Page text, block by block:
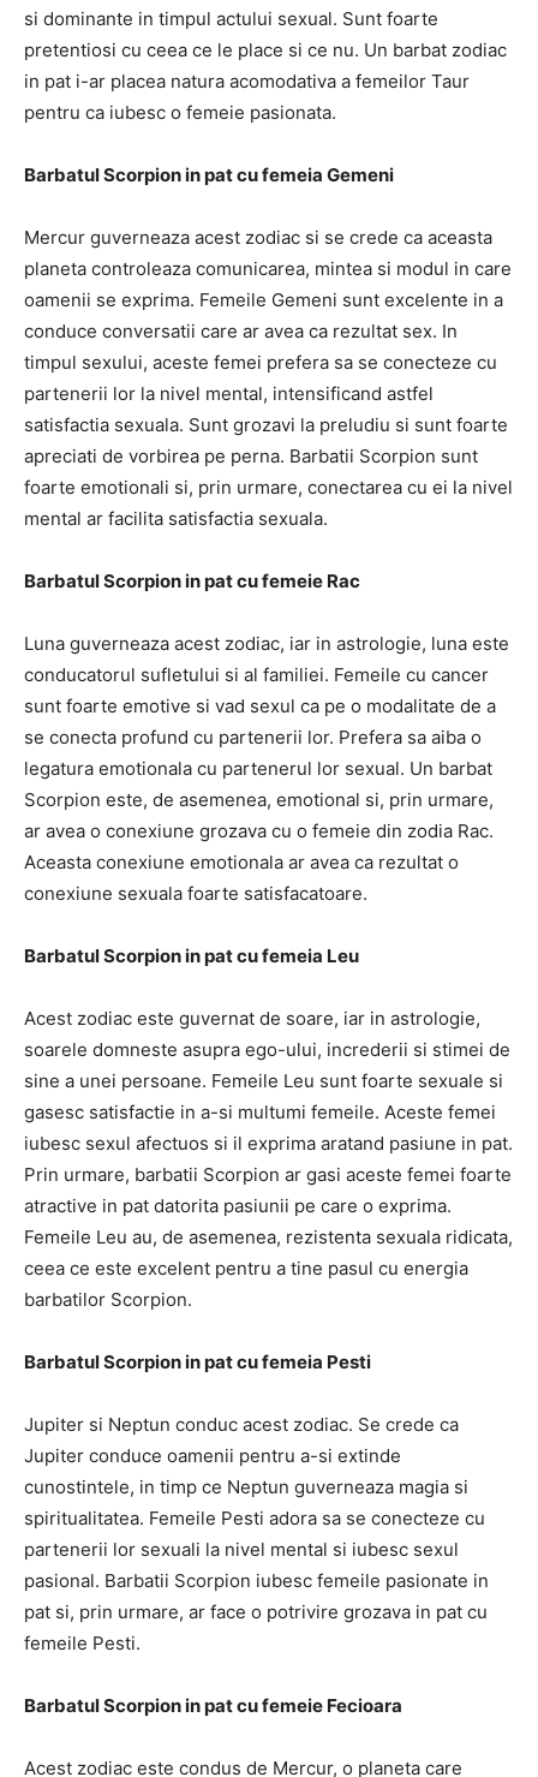
si dominante in timpul actului sexual. Sunt foarte
pretentiosi cu ceea ce le place si ce nu. Un barbat zodiac
in pat i-ar placea natura acomodativa a femeilor Taur
pentru ca iubesc o femeie pasionata.
Barbatul Scorpion in pat cu femeia Gemeni
Mercur guverneaza acest zodiac si se crede ca aceasta
planeta controleaza comunicarea, mintea si modul in care
oamenii se exprima. Femeile Gemeni sunt excelente in a
conduce conversatii care ar avea ca rezultat sex. In
timpul sexului, aceste femei prefera sa se conecteze cu
partenerii lor la nivel mental, intensificand astfel
satisfactia sexuala. Sunt grozavi la preludiu si sunt foarte
apreciati de vorbirea pe perna. Barbatii Scorpion sunt
foarte emotionali si, prin urmare, conectarea cu ei la nivel
mental ar facilita satisfactia sexuala.
Barbatul Scorpion in pat cu femeie Rac
Luna guverneaza acest zodiac, iar in astrologie, luna este
conducatorul sufletului si al familiei. Femeile cu cancer
sunt foarte emotive si vad sexul ca pe o modalitate de a
se conecta profund cu partenerii lor. Prefera sa aiba o
legatura emotionala cu partenerul lor sexual. Un barbat
Scorpion este, de asemenea, emotional si, prin urmare,
ar avea o conexiune grozava cu o femeie din zodia Rac.
Aceasta conexiune emotionala ar avea ca rezultat o
conexiune sexuala foarte satisfacatoare.
Barbatul Scorpion in pat cu femeia Leu
Acest zodiac este guvernat de soare, iar in astrologie,
soarele domneste asupra ego-ului, increderii si stimei de
sine a unei persoane. Femeile Leu sunt foarte sexuale si
gasesc satisfactie in a-si multumi femeile. Aceste femei
iubesc sexul afectuos si il exprima aratand pasiune in pat.
Prin urmare, barbatii Scorpion ar gasi aceste femei foarte
atractive in pat datorita pasiunii pe care o exprima.
Femeile Leu au, de asemenea, rezistenta sexuala ridicata,
ceea ce este excelent pentru a tine pasul cu energia
barbatilor Scorpion.
Barbatul Scorpion in pat cu femeia Pesti
Jupiter si Neptun conduc acest zodiac. Se crede ca
Jupiter conduce oamenii pentru a-si extinde
cunostintele, in timp ce Neptun guverneaza magia si
spiritualitatea. Femeile Pesti adora sa se conecteze cu
partenerii lor sexuali la nivel mental si iubesc sexul
pasional. Barbatii Scorpion iubesc femeile pasionate in
pat si, prin urmare, ar face o potrivire grozava in pat cu
femeile Pesti.
Barbatul Scorpion in pat cu femeie Fecioara
Acest zodiac este condus de Mercur, o planeta care